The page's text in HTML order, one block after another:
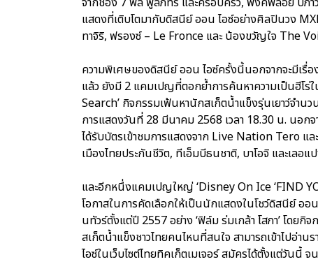
แสดงที่เติบโตมากับดิสนีย์ ออน ไอซ์อย่างศิลปินวง
ทาจิริ, ฟรองซ์ – Le Fronce และ น้องขวัญใจ The
ความพิเศษของดิสนีย์ ออน ไอซ์ครั้งนี้นอกจากจะมีเรื่อ
แล้ว ยังมี 2 แคมเปญที่ตอกย้ำการค้นหาความเป็นฮีโ
Search’ กิจกรรมเฟ้นหานักสเก็ตน้ำแข็งรุ่นเยาว์จำ
การแสดงวันที่ 28 มีนาคม 2568 เวลา 18.30 น. นอ
ได้รับบัตรเข้าชมการแสดงจาก Live Nation Tero
เมืองไทยประกันชีวิต, ทีเอ็มบีธนชาติ, บาโอจิ และเลอแ
และอีกหนึ่งแคมเปญใหญ่ ‘Disney On Ice ‘FIND
โอกาสในการคัดเลือกให้เป็นนักแสดงในโชว์ดิสนีย์ อ
นทัวร์ตั้งแต่ปี 2557 อย่าง ‘ฟิล์ม ร่มเกล้า โสภา’ โด
สเก็ตน้ำแข็งชาวไทยคนไหนที่สนใจ สามารถเข้าไปอ่า
ไอซ์ในเว็บไซต์ไทยทิคเก็ตเมเจอร์ สมัครได้ตั้งแต่วันนี้